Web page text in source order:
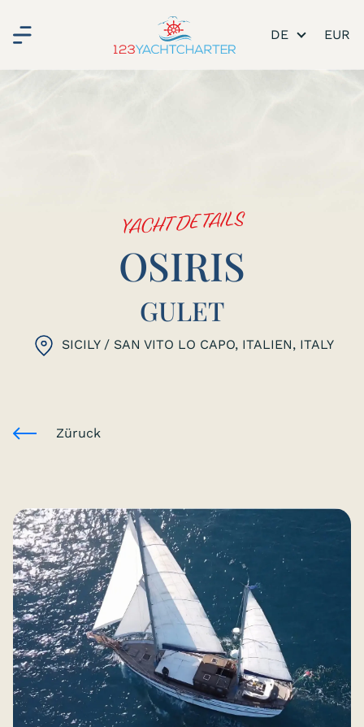
DE
YACHT DETAILS
OSIRIS
GULET
SICILY / SAN VITO LO CAPO, ITALIEN, ITALY
Züruck